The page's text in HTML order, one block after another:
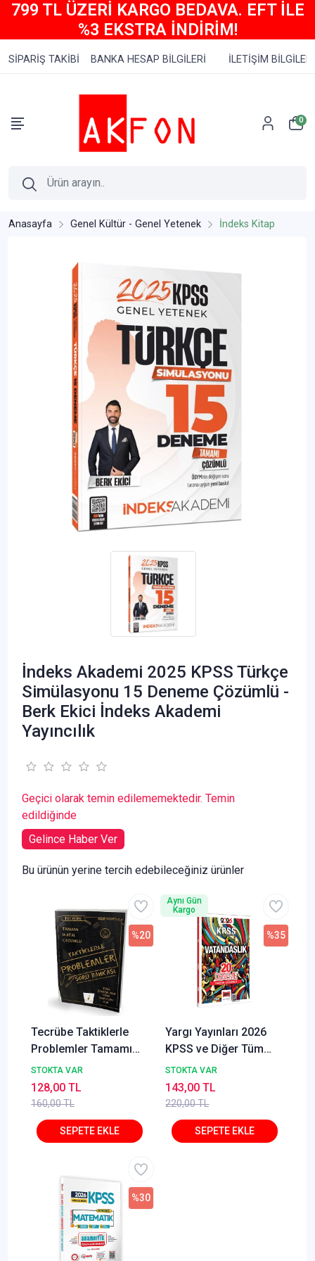
799 TL ÜZERİ KARGO BEDAVA. EFT İLE
%3 EKSTRA İNDİRİM!
SİPARİŞ TAKİBİ BANKA HESAP BİLGİLERİ İLETİŞİM BİLGİLERİ
0
Anasayfa Genel Kültür - Genel Yetenek İndeks Kitap
İndeks Akademi 2025 KPSS Türkçe
Simülasyonu 15 Deneme Çözümlü -
Berk Ekici İndeks Akademi
Yayıncılık
Geçici olarak temin edilememektedir. Temin
edildiğinde
Gelince Haber Ver
Bu ürünün yerine tercih edebileceğiniz ürünler
Tecrübe Taktiklerle
Problemler Tamamı
Dijital Çözümlü Soru
Bankası
STOKTA VAR
160,00 TL
%20
128,00 TL
Yargı Yayınları 2026
KPSS ve Diğer Tüm
Sınavlara Yönelik
Tamamı Çözümlü
Vatandaşlık 20
Deneme Cangül Erlik
STOKTA VAR
220,00 TL
%35
143,00 TL
Aynı Gün
Kargo
%30